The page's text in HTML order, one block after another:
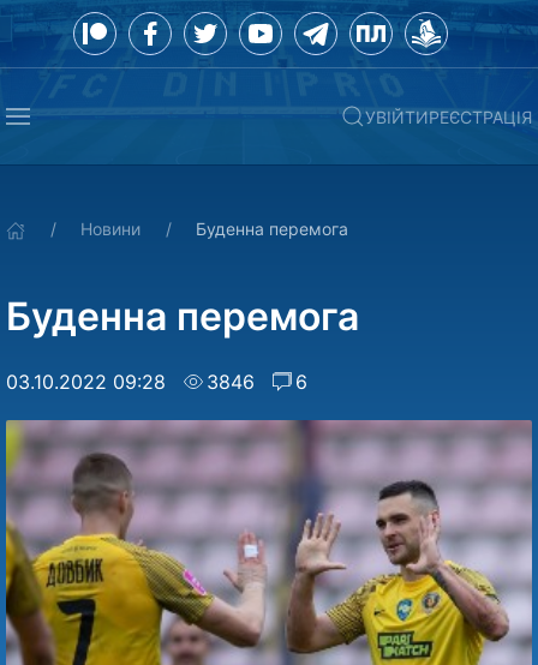
УВІЙТИРЕЄСТРАЦІЯ
Новини Буденна перемога
Буденна перемога
03.10.2022 09:28 3846 6